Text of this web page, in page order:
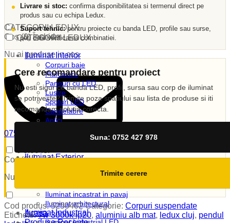
Coș (0)Închide
Nu ai produse in cos.
0752 427 978
vanzari@ledux.ro
Coș (0)Închide
Nu ai produse in cos.
Acasa
CATEGORII LEDUX
CATEGORII LEDUX
Iluminat Interior
Corpuri baie
Plafoniere
Panouri cu LED
Lustre
Spoturi LED
Candelabre
Aplici
Corpuri incastrate
Iluminat Exterior
Lampi si instalatii decor
Iluminat incastrat in pavaj
Iluminat arhitectural
Iluminat Industrial
Livrare si stoc: confirma disponibilitatea si termenul direct pe
produs sau cu echipa Ledux.
Suport tehnic:pentru proiecte cu banda LED, profile sau surse,
poti cere verificarea combinatiei.
Cere recomandare pentru proiect
Nu esti sigur ce banda LED, profil, sursa sau corp de iluminat
se potriveste? Trimite poza spatiului sau lista de produse si iti
recomandam solutia corecta.
Suna: 0752 427 978
Trimite cerere
Cod produs:5250402 Categorie: Corpuri suspendate
Etichete:7w 3000k ip20, aluminiu alb mat, ledux cluj, pendul